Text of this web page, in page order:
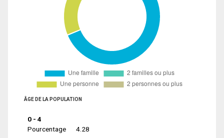
ÂGE DE LA POPULATION
0 - 4
Pourcentage
4.28